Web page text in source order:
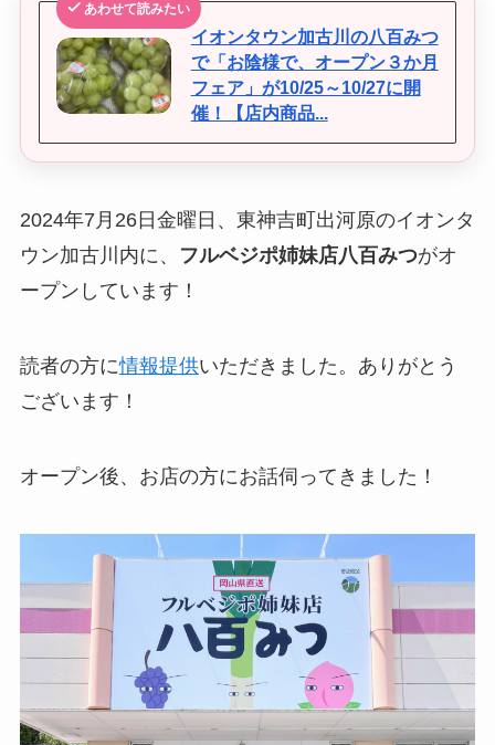
あわせて読みたい
イオンタウン加古川の八百みつ
で「お陰様で、オープン３か月
フェア」が10/25～10/27に開
催！【店内商品...
2024年7月26日金曜日、東神吉町出河原のイオンタ
ウン加古川内に、
フルベジポ姉妹店八百みつがオ
ープンしています！
読者の方に情報提供いただきました。ありがとう
ございます！
オープン後、お店の方にお話伺ってきました！